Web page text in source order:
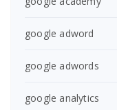
google adword
google adwords
google analytics